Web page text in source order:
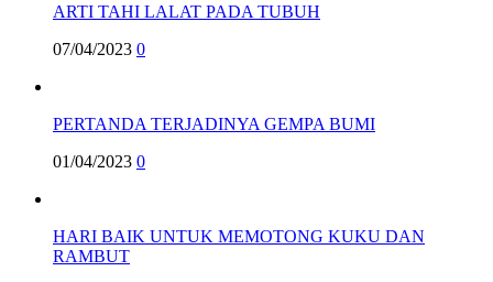
ARTI TAHI LALAT PADA TUBUH
07/04/2023 0
PERTANDA TERJADINYA GEMPA BUMI
01/04/2023 0
HARI BAIK UNTUK MEMOTONG KUKU DAN
RAMBUT